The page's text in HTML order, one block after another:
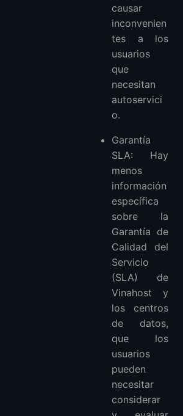
causar
inconvenien
tes a los
usuarios
que
necesitan
autoservici
o.
Garantía
SLA: Hay
menos
información
específica
sobre la
Garantía de
Calidad del
Servicio
(SLA) de
Vinahost y
los centros
de datos,
que los
usuarios
pueden
necesitar
considerar